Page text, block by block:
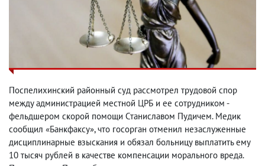
Поспелихинский районный суд рассмотрел трудовой спор
между администрацией местной ЦРБ и ее сотрудником -
фельдшером скорой помощи Станиславом Пудичем. Медик
сообщил «Банкфаксу», что госорган отменил незаслуженные
дисциплинарные взыскания и обязал больницу выплатить ему
10 тысяч рублей в качестве компенсации морального вреда.